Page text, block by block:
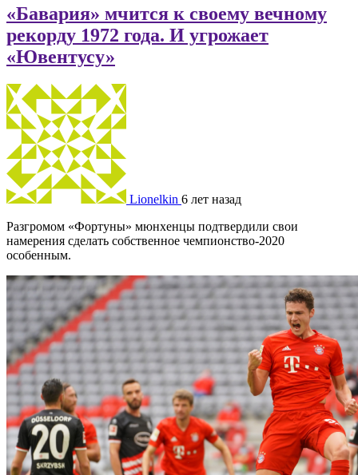
«Бавария» мчится к своему вечному
рекорду 1972 года. И угрожает
«Ювентусу»
Lionelkin 6 лет назад
Разгромом «Фортуны» мюнхенцы подтвердили свои
намерения сделать собственное чемпионство-2020
особенным.